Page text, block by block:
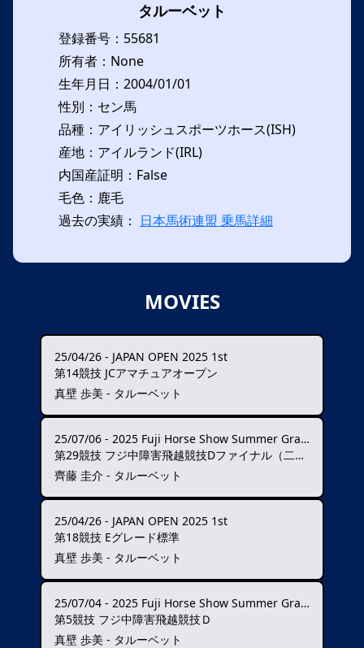
タルーベット
登録番号：55681
所有者：None
生年月日：2004/01/01
性別：セン馬
品種：アイリッシュスポーツホース(ISH)
産地：アイルランド(IRL)
内国産証明：False
毛色：鹿毛
過去の実績： 日本馬術連盟 乗馬詳細
MOVIES
25/04/26 - JAPAN OPEN 2025 1st
第14競技 JCアマチュアオープン
真壁 歩美 - タルーベット
25/07/06 - 2025 Fuji Horse Show Summer Grand Prix ★★★
第29競技 フジ中障害飛越競技Dファイナル（二段階）
齊藤 圭介 - タルーベット
25/04/26 - JAPAN OPEN 2025 1st
第18競技 Eグレード標準
真壁 歩美 - タルーベット
25/07/04 - 2025 Fuji Horse Show Summer Grand Prix ★★★
第5競技 フジ中障害飛越競技Ｄ
真壁 歩美 - タルーベット